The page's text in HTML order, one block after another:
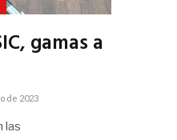
gamas a
de 2023
las